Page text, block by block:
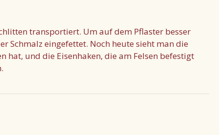
transportiert. Um auf dem Pflaster besser
Schmalz eingefettet. Noch heute sieht man die
hat, und die Eisenhaken, die am Felsen befestigt